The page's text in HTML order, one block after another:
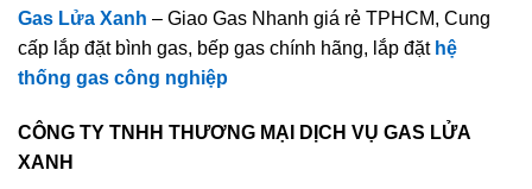
Gas Lửa Xanh – Giao Gas Nhanh giá rẻ TPHCM, Cung
cấp lắp đặt bình gas, bếp gas chính hãng, lắp đặt hệ
thống gas công nghiệp
CÔNG TY TNHH THƯƠNG MẠI DỊCH VỤ GAS LỬA
XANH